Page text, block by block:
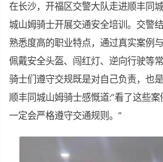
在长沙，开福区交警大队走进顺丰同
城山姆骑士开展交通安全培训。交警
熟悉度高的职业特点，通过真实案例
佩戴安全头盔、闯红灯、逆向行驶等
骑士们遵守交规既是对自己负责，也
顺丰同城山姆骑士感慨道:“看了这些
一定会严格遵守交通规则。”